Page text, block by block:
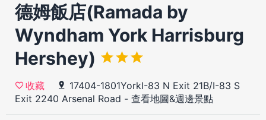
德姆飯店(Ramada by
Wyndham York Harrisburg
Hershey)
收藏
17404-1801YorkI-83 N Exit 21B/I-83 S
Exit 2240 Arsenal Road - 查看地圖&週邊景點